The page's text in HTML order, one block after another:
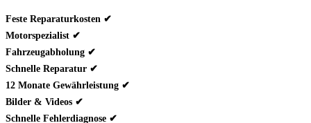
Feste Reparaturkosten ✔
Motorspezialist ✔
Fahrzeugabholung ✔
Schnelle Reparatur ✔
12 Monate Gewährleistung ✔
Bilder & Videos ✔
Schnelle Fehlerdiagnose ✔